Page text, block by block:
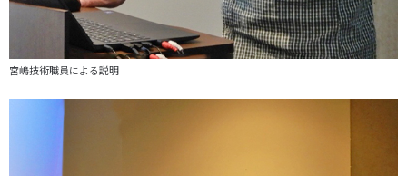
宮嶋技術職員による説明